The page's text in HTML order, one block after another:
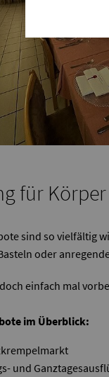
für
sind so vielfältig
oder
einfach mal
im Überblick:
und